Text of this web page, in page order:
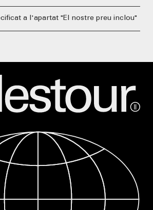
a l'apartat "El nostre preu inclou"